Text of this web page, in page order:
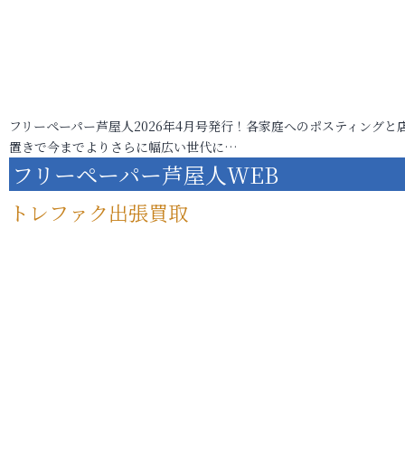
フリーペーパー芦屋人2026年4月号発行！各家庭へのポスティングと
置きで今までよりさらに幅広い世代に…
フリーペーパー芦屋人WEB
トレファク出張買取